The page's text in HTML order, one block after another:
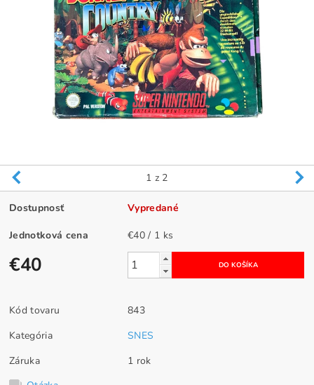
1 z 2
Dostupnosť Vypredané
Jednotková cena €40 / 1 ks
€40
Kód tovaru
843
Kategória
SNES
Záruka
1 rok